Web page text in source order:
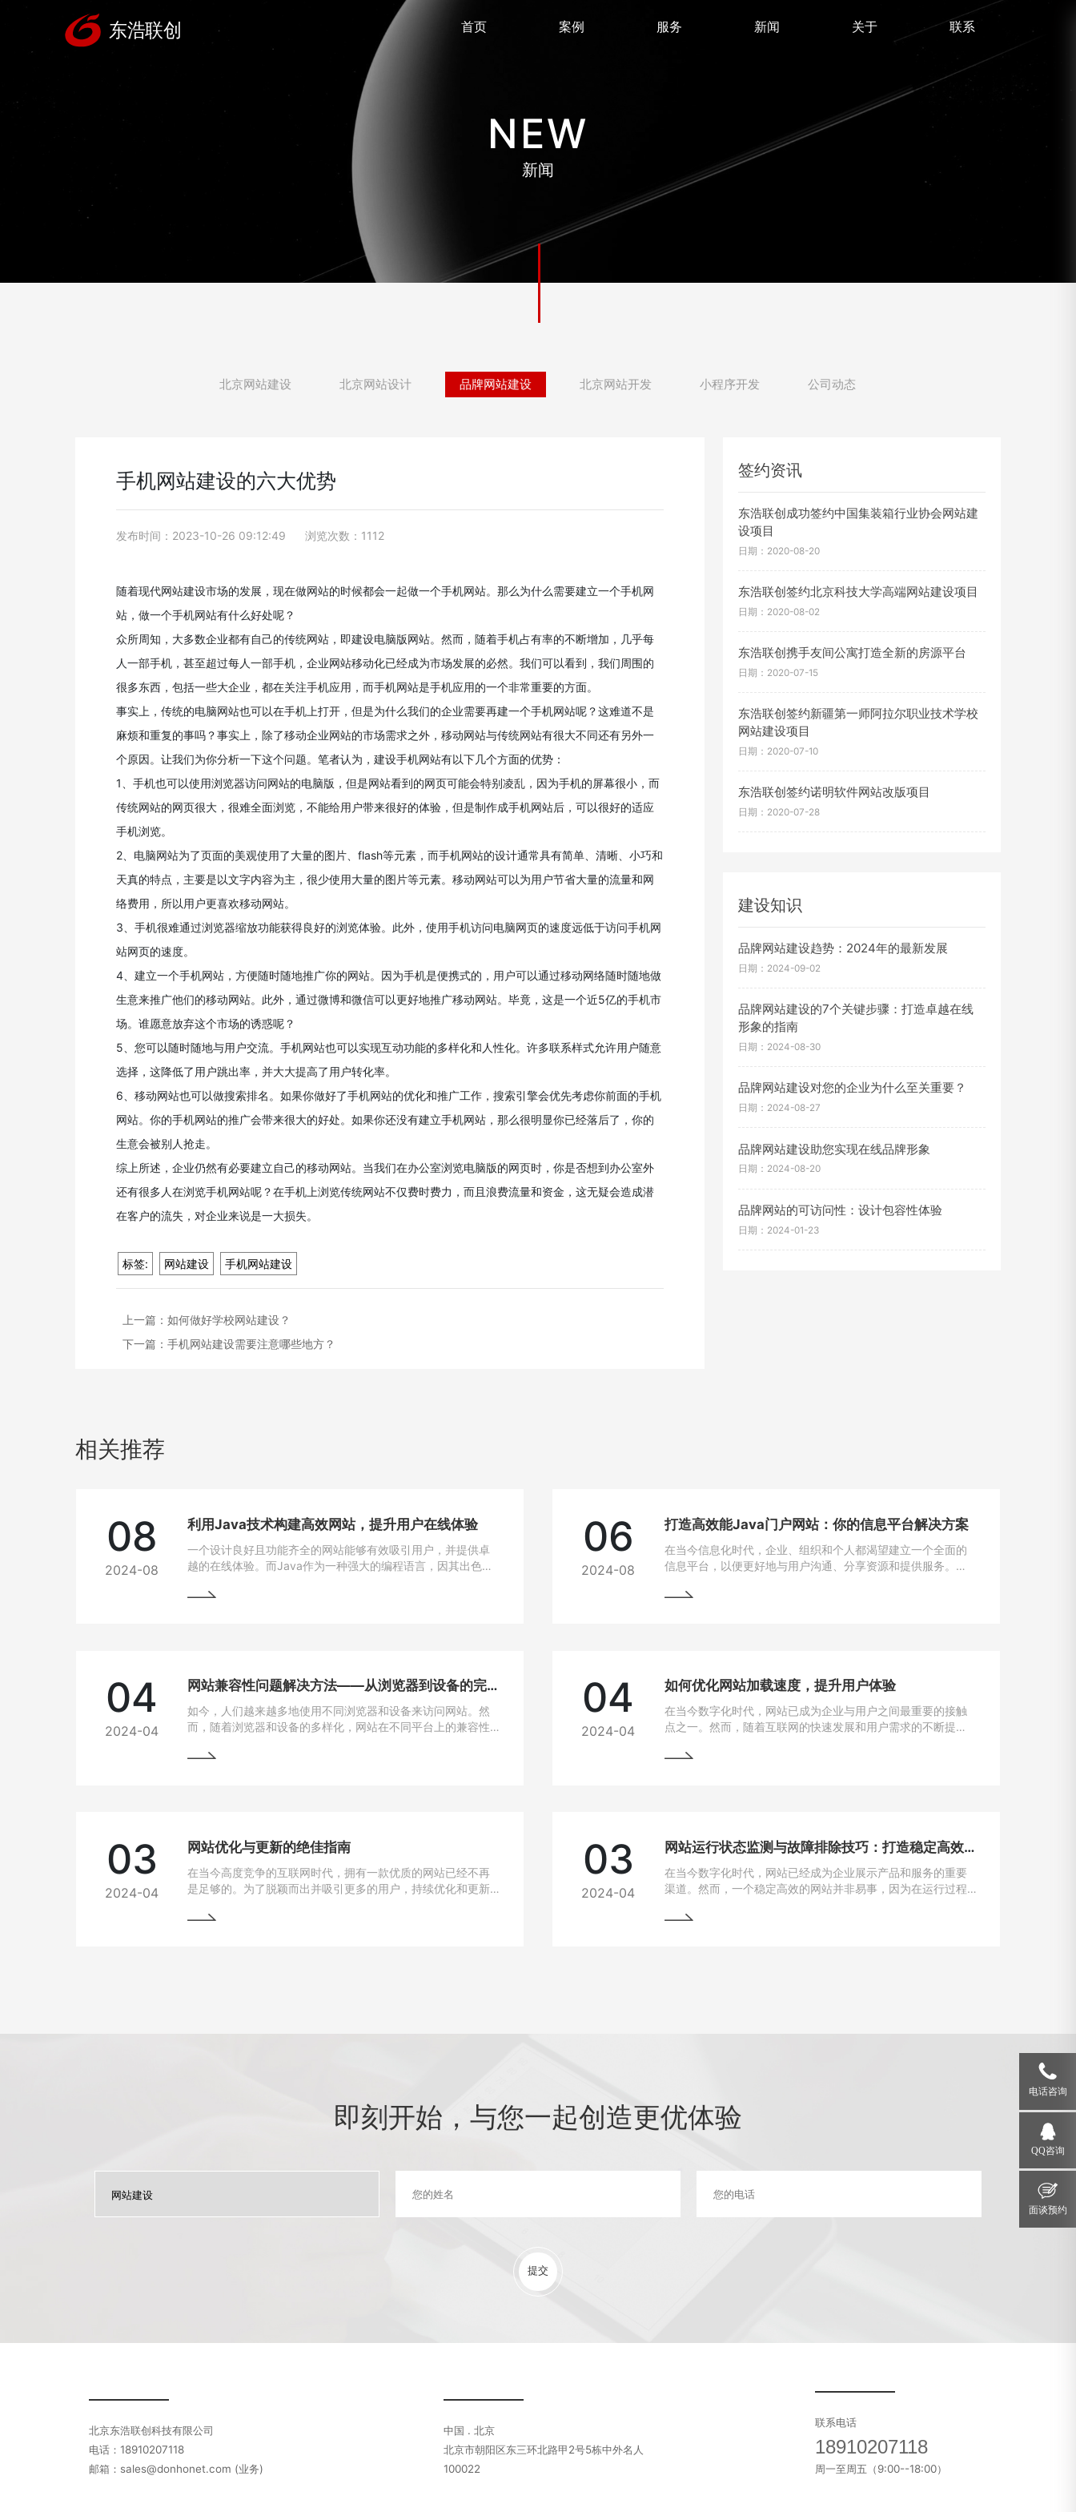
首页 案例 服务 新闻 关于 联系
NEW
新闻
北京网站建设 北京网站设计 品牌网站建设 北京网站开发 小程序开发 公司动态
手机网站建设的六大优势
发布时间：2023-10-26 09:12:49 浏览次数：1112
随着现代网站建设市场的发展，现在做网站的时候都会一起做一个手机网站。那么为什么需要建立一个手机网
站，做一个手机网站有什么好处呢？
众所周知，大多数企业都有自己的传统网站，即建设电脑版网站。然而，随着手机占有率的不断增加，几乎每
人一部手机，甚至超过每人一部手机，企业网站移动化已经成为市场发展的必然。我们可以看到，我们周围的
很多东西，包括一些大企业，都在关注手机应用，而手机网站是手机应用的一个非常重要的方面。
事实上，传统的电脑网站也可以在手机上打开，但是为什么我们的企业需要再建一个手机网站呢？这难道不是
麻烦和重复的事吗？事实上，除了移动企业网站的市场需求之外，移动网站与传统网站有很大不同还有另外一
个原因。让我们为你分析一下这个问题。笔者认为，建设手机网站有以下几个方面的优势：
1、手机也可以使用浏览器访问网站的电脑版，但是网站看到的网页可能会特别凌乱，因为手机的屏幕很小，而
传统网站的网页很大，很难全面浏览，不能给用户带来很好的体验，但是制作成手机网站后，可以很好的适应
手机浏览。
2、电脑网站为了页面的美观使用了大量的图片、flash等元素，而手机网站的设计通常具有简单、清晰、小巧和
天真的特点，主要是以文字内容为主，很少使用大量的图片等元素。移动网站可以为用户节省大量的流量和网
络费用，所以用户更喜欢移动网站。
3、手机很难通过浏览器缩放功能获得良好的浏览体验。此外，使用手机访问电脑网页的速度远低于访问手机网
站网页的速度。
4、建立一个手机网站，方便随时随地推广你的网站。因为手机是便携式的，用户可以通过移动网络随时随地做
生意来推广他们的移动网站。此外，通过微博和微信可以更好地推广移动网站。毕竟，这是一个近5亿的手机市
场。谁愿意放弃这个市场的诱惑呢？
5、您可以随时随地与用户交流。手机网站也可以实现互动功能的多样化和人性化。许多联系样式允许用户随意
选择，这降低了用户跳出率，并大大提高了用户转化率。
6、移动网站也可以做搜索排名。如果你做好了手机网站的优化和推广工作，搜索引擎会优先考虑你前面的手机
网站。你的手机网站的推广会带来很大的好处。如果你还没有建立手机网站，那么很明显你已经落后了，你的
生意会被别人抢走。
综上所述，企业仍然有必要建立自己的移动网站。当我们在办公室浏览电脑版的网页时，你是否想到办公室外
还有很多人在浏览手机网站呢？在手机上浏览传统网站不仅费时费力，而且浪费流量和资金，这无疑会造成潜
在客户的流失，对企业来说是一大损失。
标签: 网站建设 手机网站建设
上一篇：如何做好学校网站建设？
下一篇：手机网站建设需要注意哪些地方？
签约资讯
东浩联创成功签约中国集装箱行业协会网站建
设项目
日期：2020-08-20
东浩联创签约北京科技大学高端网站建设项目
日期：2020-08-02
东浩联创携手友间公寓打造全新的房源平台
日期：2020-07-15
东浩联创签约新疆第一师阿拉尔职业技术学校
网站建设项目
日期：2020-07-10
东浩联创签约诺明软件网站改版项目
日期：2020-07-28
建设知识
品牌网站建设趋势：2024年的最新发展
日期：2024-09-02
品牌网站建设的7个关键步骤：打造卓越在线
形象的指南
日期：2024-08-30
品牌网站建设对您的企业为什么至关重要？
日期：2024-08-27
品牌网站建设助您实现在线品牌形象
日期：2024-08-20
品牌网站的可访问性：设计包容性体验
日期：2024-01-23
相关推荐
08
2024-08
利用Java技术构建高效网站，提升用户在线体验
一个设计良好且功能齐全的网站能够有效吸引用户，并提供卓
越的在线体验。而Java作为一种强大的编程语言，因其出色的
06
2024-08
打造高效能Java门户网站：你的信息平台解决方案
在当今信息化时代，企业、组织和个人都渴望建立一个全面的
信息平台，以便更好地与用户沟通、分享资源和提供服务。
选技术之一。
04
2024-04
网站兼容性问题解决方法——从浏览器到设备的完美适配
如今，人们越来越多地使用不同浏览器和设备来访问网站。然
而，随着浏览器和设备的多样化，网站在不同平台上的兼容性
上都能有良好的使用体验，我们需要找到解决这些问题的方
04
2024-04
如何优化网站加载速度，提升用户体验
在当今数字化时代，网站已成为企业与用户之间最重要的接触
点之一。然而，随着互联网的快速发展和用户需求的不断提
说，如果一个网站的加载速度过慢，用户很可能会选择离开，
03
2024-04
网站优化与更新的绝佳指南
在当今高度竞争的互联网时代，拥有一款优质的网站已经不再
是足够的。为了脱颖而出并吸引更多的用户，持续优化和更新
优化与更新，以帮助您实现网站的最大化价值。阅读本文，您
03
2024-04
网站运行状态监测与故障排除技巧：打造稳定高效的在线平台
在当今数字化时代，网站已经成为企业展示产品和服务的重要
渠道。然而，一个稳定高效的网站并非易事，因为在运行过程
与故障排除的技巧，帮助网站管理员掌握关键要领，确保网站
即刻开始，与您一起创造更优体验
提交
北京东浩联创科技有限公司
电话：18910207118
邮箱：sales@donhonet.com (业务)
中国 . 北京
北京市朝阳区东三环北路甲2号5栋中外名人
100022
联系电话
18910207118
周一至周五（9:00--18:00）
电话咨询
QQ咨询
面谈预约